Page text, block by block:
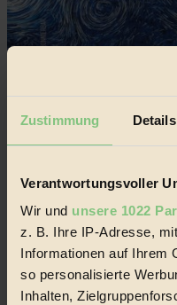
Zustimmung Details
Verantwortungsvoller
Wir und unsere 1022
z. B. Ihre IP-Adresse,
Informationen auf Ihrem
so personalisierte
Inhalten,